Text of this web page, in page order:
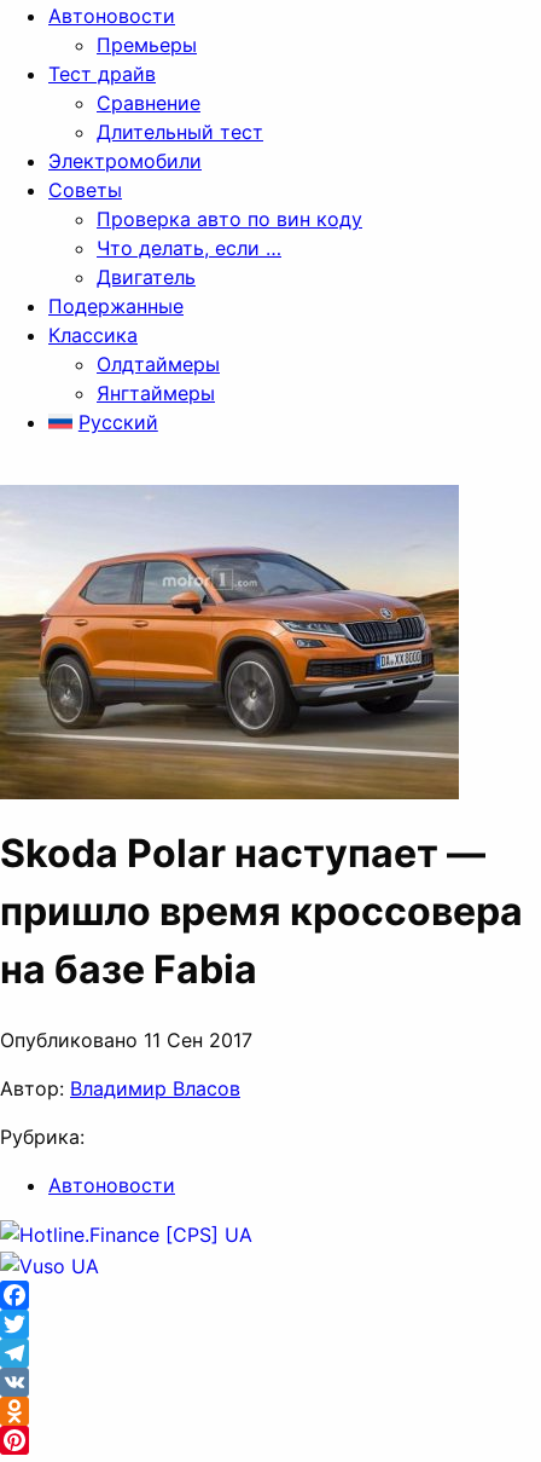
Автоновости
Премьеры
Тест драйв
Сравнение
Длительный тест
Электромобили
Советы
Проверка авто по вин коду
Что делать, если …
Двигатель
Подержанные
Классика
Олдтаймеры
Янгтаймеры
Русский
Skoda Polar наступает —
пришло время кроссовера
на базе Fabia
Опубликовано 11 Сен 2017
Автор: Владимир Власов
Рубрика:
Автоновости
Facebook
Twitter
Telegram
VK
Odnoklassniki